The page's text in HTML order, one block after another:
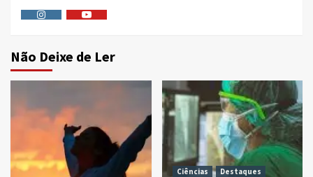
Não Deixe de Ler
Ciências
Destaques